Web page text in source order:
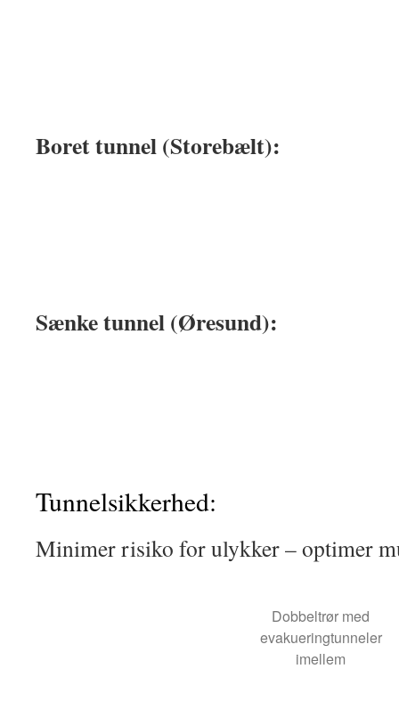
Boret tunnel (Storebælt):
Sænke tunnel (Øresund):
Tunnelsikkerhed:
Minimer risiko for ulykker – optimer
Dobbeltrør med
evakueringtunneler
imellem